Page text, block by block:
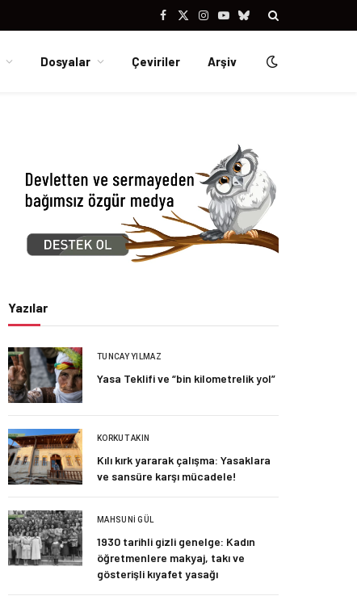
Facebook
X
Instagram
YouTubeBluesky
Dosyalar Çeviriler Arşiv
Yazılar
TUNCAY YILMAZ
Yasa Teklifi ve “bin kilometrelik yol”
KORKUT AKIN
Kılı kırk yararak çalışma: Yasaklara
ve sansüre karşı mücadele!
MAHSUNI GÜL
1930 tarihli gizli genelge: Kadın
öğretmenlere makyaj, takı ve
gösterişli kıyafet yasağı